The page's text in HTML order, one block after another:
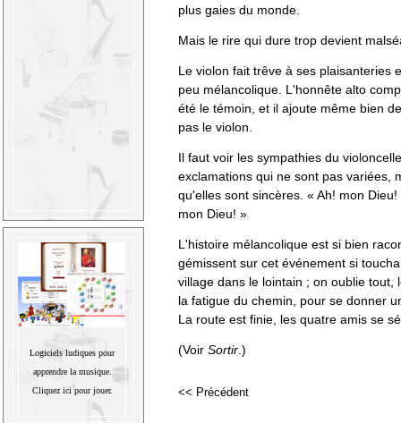
Logiciels ludiques pour
apprendre la musique.
Cliquez ici pour jouer.
plus gaies du monde.
Mais le rire qui dure trop devient
Le violon fait trêve à ses plaisanteries
peu mélancolique. L'honnête alto
été le témoin, et il ajoute même bien
pas le violon.
Il faut voir les sympathies du
exclamations qui ne sont pas variées,
qu'elles sont sincères. « Ah! mon
mon Dieu! »
L'histoire mélancolique est si bien
gémissent sur cet événement si
village dans le lointain ; on oublie tout,
la fatigue du chemin, pour se donner
La route est finie, les quatre amis se
(Voir Sortir .)
<< Précédent